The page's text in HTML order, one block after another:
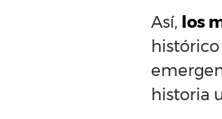
Así, los
historia